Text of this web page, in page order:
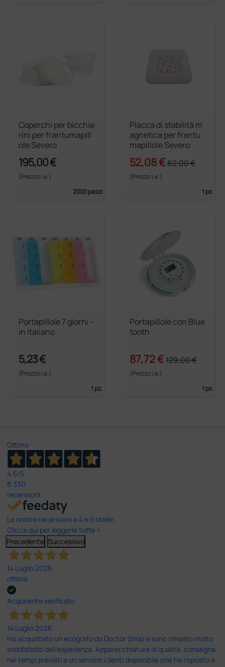
Coperchi per bicchie
rini per frantumapill
ole Severo
195,00 €
(Prezzo i.e.)
2000 pezzi
Placca di stabilità m
agnetica per frantu
mapillole Severo
52,08 €62,00 €
(Prezzo i.e.)
1 pz.
Portapillole 7 giorni -
in italiano
5,23 €
(Prezzo i.e.)
1 pz.
Portapillole con Blue
tooth
87,72 €129,00 €
(Prezzo i.e.)
1 pz.
Ottimo
4,6/5
8.330
recensioni
Le nostre recensioni a 4 e 5 stelle.
Clicca qui per leggerle tutte >
Precedente Successivo
14 Luglio 2026
ottima
Acquirente verificato
14 Luglio 2026
Ho acquistato un ecografo da Doctor Shop e sono rimasto molto
soddisfatto dell'esperienza. Apparecchiatura di qualità, consegna
nei tempi previsti e un servizio clienti disponibile che ha risposto a